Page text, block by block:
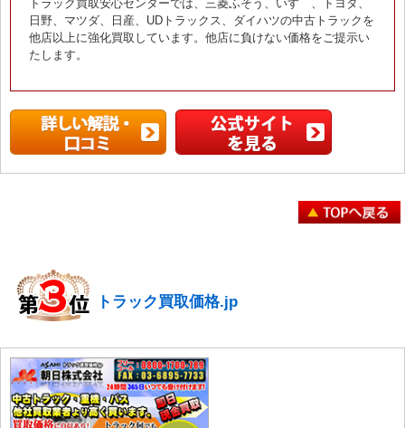
トラック買取安心センターでは、三菱ふそう、いすゞ、トヨタ、
日野、マツダ、日産、UDトラックス、ダイハツの中古トラックを
他店以上に強化買取しています。他店に負けない価格をご提示い
たします。
トラック買取価格.jp